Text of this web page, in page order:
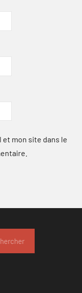
mon site dans le